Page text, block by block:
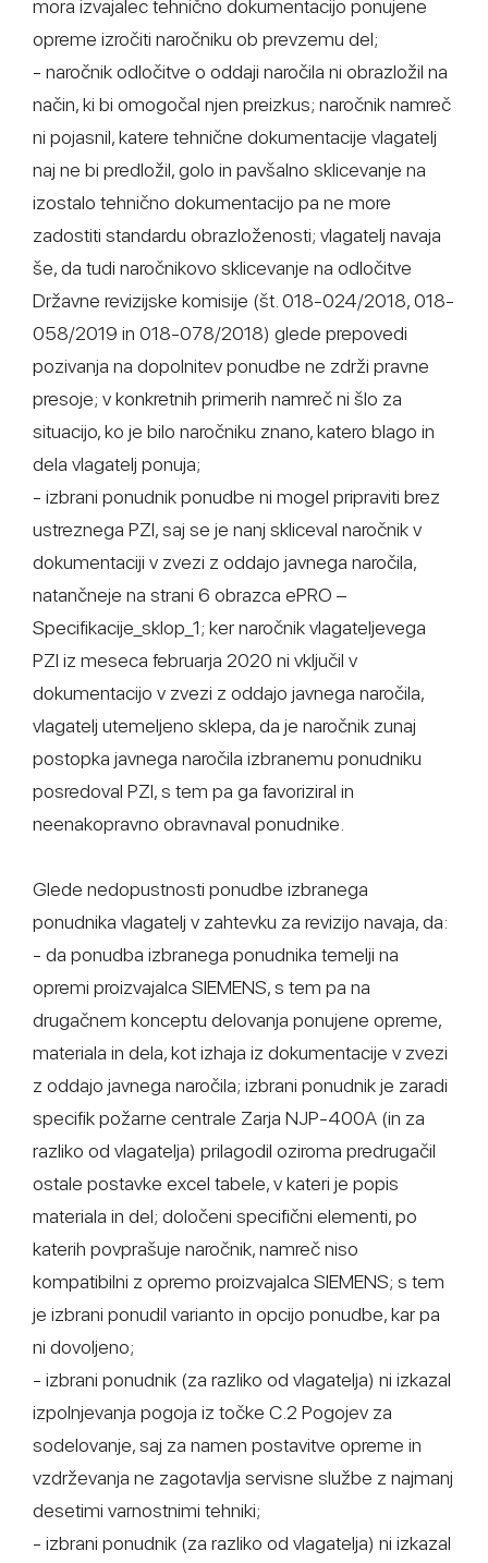
mora izvajalec tehnično dokumentacijo ponujene
opreme izročiti naročniku ob prevzemu del;
- naročnik odločitve o oddaji naročila ni obrazložil na
način, ki bi omogočal njen preizkus; naročnik namreč
ni pojasnil, katere tehnične dokumentacije vlagatelj
naj ne bi predložil, golo in pavšalno sklicevanje na
izostalo tehnično dokumentacijo pa ne more
zadostiti standardu obrazloženosti; vlagatelj navaja
še, da tudi naročnikovo sklicevanje na odločitve
Državne revizijske komisije (št. 018-024/2018, 018-
058/2019 in 018-078/2018) glede prepovedi
pozivanja na dopolnitev ponudbe ne zdrži pravne
presoje; v konkretnih primerih namreč ni šlo za
situacijo, ko je bilo naročniku znano, katero blago in
dela vlagatelj ponuja;
- izbrani ponudnik ponudbe ni mogel pripraviti brez
ustreznega PZI, saj se je nanj skliceval naročnik v
dokumentaciji v zvezi z oddajo javnega naročila,
natančneje na strani 6 obrazca ePRO –
Specifikacije_sklop_1; ker naročnik vlagateljevega
PZI iz meseca februarja 2020 ni vključil v
dokumentacijo v zvezi z oddajo javnega naročila,
vlagatelj utemeljeno sklepa, da je naročnik zunaj
postopka javnega naročila izbranemu ponudniku
posredoval PZI, s tem pa ga favoriziral in
neenakopravno obravnaval ponudnike.
Glede nedopustnosti ponudbe izbranega
ponudnika vlagatelj v zahtevku za revizijo navaja, da:
- da ponudba izbranega ponudnika temelji na
opremi proizvajalca SIEMENS, s tem pa na
drugačnem konceptu delovanja ponujene opreme,
materiala in dela, kot izhaja iz dokumentacije v zvezi
z oddajo javnega naročila; izbrani ponudnik je zaradi
specifik požarne centrale Zarja NJP-400A (in za
razliko od vlagatelja) prilagodil oziroma predrugačil
ostale postavke excel tabele, v kateri je popis
materiala in del; določeni specifični elementi, po
katerih povprašuje naročnik, namreč niso
kompatibilni z opremo proizvajalca SIEMENS; s tem
je izbrani ponudil varianto in opcijo ponudbe, kar pa
ni dovoljeno;
- izbrani ponudnik (za razliko od vlagatelja) ni izkazal
izpolnjevanja pogoja iz točke C.2 Pogojev za
sodelovanje, saj za namen postavitve opreme in
vzdrževanja ne zagotavlja servisne službe z najmanj
desetimi varnostnimi tehniki;
- izbrani ponudnik (za razliko od vlagatelja) ni izkazal